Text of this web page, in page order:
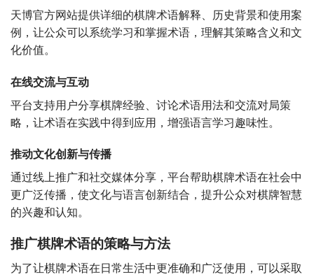
天博官方网站提供详细的棋牌术语解释、历史背景和使用案
例，让公众可以系统学习和掌握术语，理解其策略含义和文
化价值。
在线交流与互动
平台支持用户分享棋牌经验、讨论术语用法和交流对局策
略，让术语在实践中得到应用，增强语言学习趣味性。
推动文化创新与传播
通过线上推广和社交媒体分享，平台帮助棋牌术语在社会中
更广泛传播，使文化与语言创新结合，提升公众对棋牌智慧
的兴趣和认知。
推广棋牌术语的策略与方法
为了让棋牌术语在日常生活中更准确和广泛使用，可以采取